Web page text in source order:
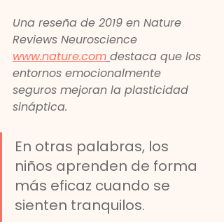
Una reseña de 2019 en Nature
Reviews Neuroscience
www.nature.com destaca que los
entornos emocionalmente
seguros mejoran la plasticidad
sináptica.
En otras palabras, los
niños aprenden de forma
más eficaz cuando se
sienten tranquilos.